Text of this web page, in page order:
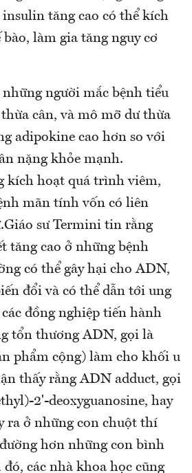
tăng cao có thể kích
làm gia tăng nguy cơ
người mắc bệnh tiểu
cân, và mô mỡ dư thừa
adipokine cao hơn so với
nặng khỏe mạnh.
kích hoạt quá trình viêm,
mãn tính vốn có liên
sư Termini tin rằng
tăng cao ở những bệnh
có thể gây hại cho ADN,
đổi và có thể dẫn tới ung
đồng nghiệp tiến hành
tổn thương ADN, gọi là
phẩm cộng) làm cho khối u
thấy rằng ADN adduct, gọi
2'-deoxyguanosine, hay
ra ở những con chuột thí
hơn những con bình
các nhà khoa học cũng